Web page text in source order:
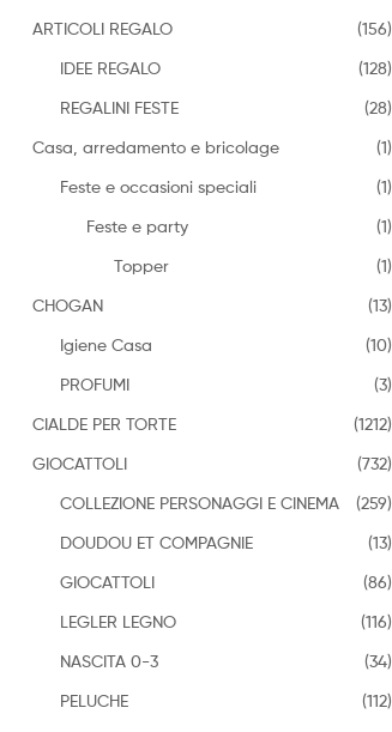
ARTICOLI REGALO
(156)
IDEE REGALO
(128)
REGALINI FESTE
(28)
Casa, arredamento e bricolage
(1)
Feste e occasioni speciali
(1)
Feste e party
(1)
Topper
(1)
CHOGAN
(13)
Igiene Casa
(10)
PROFUMI
(3)
CIALDE PER TORTE
(1212)
GIOCATTOLI
(732)
COLLEZIONE PERSONAGGI E CINEMA
(259)
DOUDOU ET COMPAGNIE
(13)
GIOCATTOLI
(86)
LEGLER LEGNO
(116)
NASCITA 0-3
(34)
PELUCHE
(112)